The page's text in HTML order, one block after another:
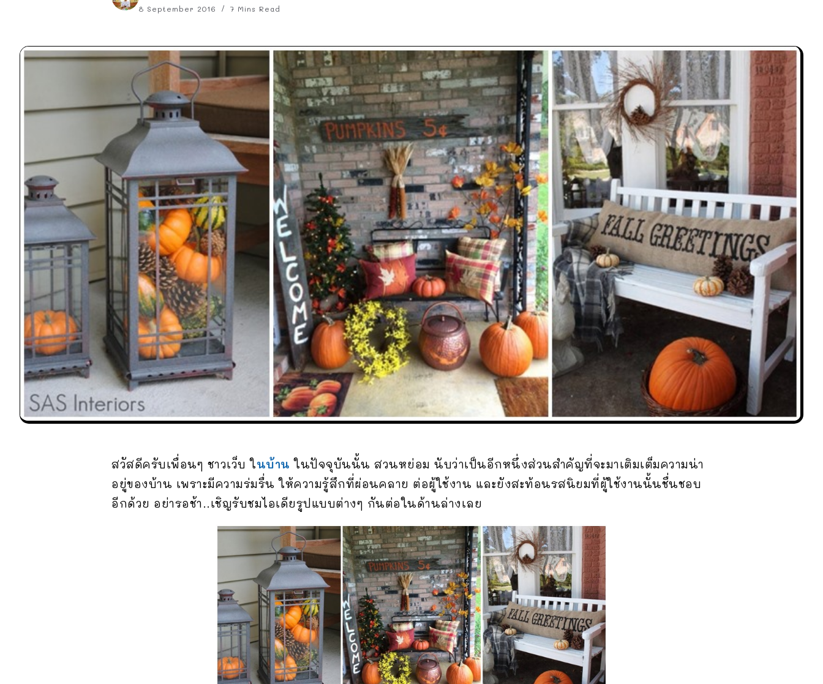
8 September 2016 7 Mins Read
สวัสดีครับเพื่อนๆ ชาวเว็บ ในบ้าน ในปัจจุบันนั้น สวนหย่อม นับว่าเป็นอีกหนึ่งส่วนสำคัญที่จะมาเติมเต็มความน่า
อยู่ของบ้าน เพราะมีความร่มรื่น ให้ความรู้สึกที่ผ่อนคลาย ต่อผู้ใช้งาน และยังสะท้อนรสนิยมที่ผู้ใช้งานนั้นชื่นชอบ
อีกด้วย อย่ารอช้า..เชิญรับชมไอเดียรูปแบบต่างๆ กันต่อในด้านล่างเลย